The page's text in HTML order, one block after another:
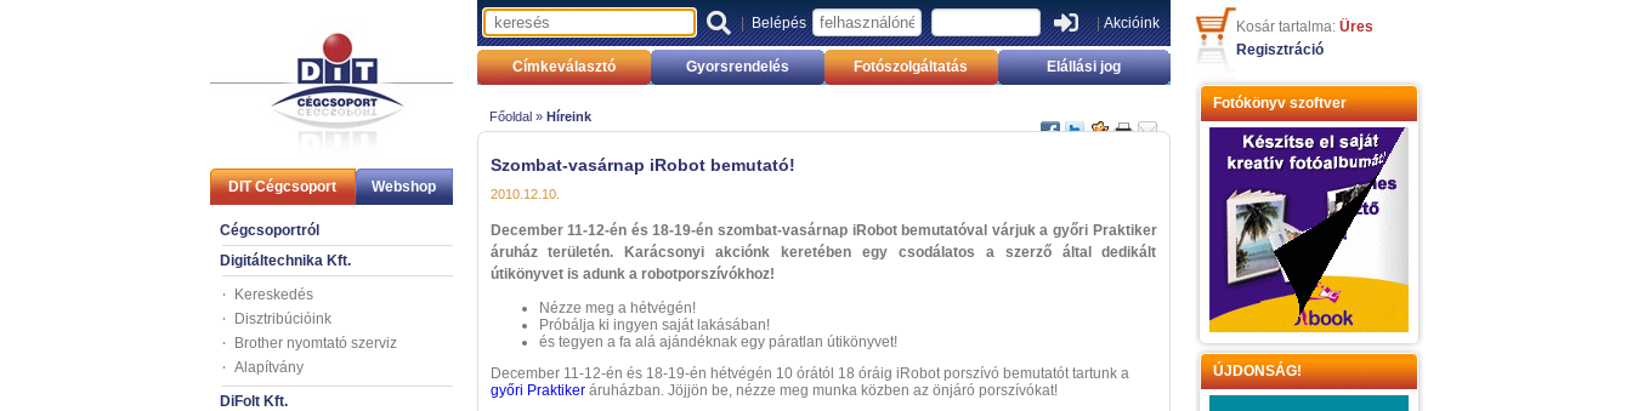
DIT Cégcsoport Webshop
Cégcsoportról
Digitáltechnika Kft.
Kereskedés
Disztribúcióink
Brother nyomtató szerviz
Alapítvány
DiFolt Kft.
|Belépés |Akcióink
Címkeválasztó Gyorsrendelés Fotószolgáltatás Elállási jog
Főoldal » Híreink
Szombat-vasárnap iRobot bemutató!
2010.12.10.
December 11-12-én és 18-19-én szombat-vasárnap iRobot bemutatóval várjuk a győri Praktiker
áruház területén. Karácsonyi akciónk keretében egy csodálatos a szerző által dedikált
útikönyvet is adunk a robotporszívókhoz!
Nézze meg a hétvégén!
Próbálja ki ingyen saját lakásában!
és tegyen a fa alá ajándéknak egy páratlan útikönyvet!
December 11-12-én és 18-19-én hétvégén 10 órától 18 óráig iRobot porszívó bemutatót tartunk a
győri Praktikeráruházban. Jöjjön be, nézze meg munka közben az önjáró porszívókat!
Kosár tartalma: Üres
Regisztráció
Fotókönyv szoftver
ÚJDONSÁG!